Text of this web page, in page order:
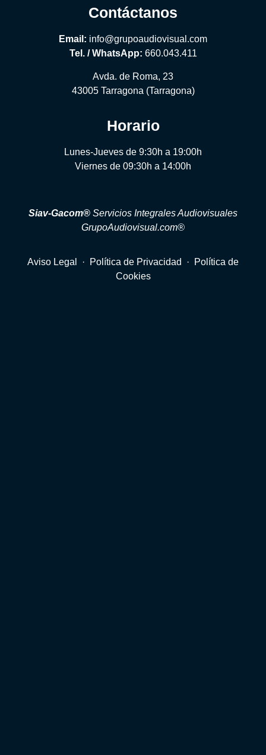
Contáctanos
Email: info@grupoaudiovisual.com
Tel. / WhatsApp: 660.043.411
Avda. de Roma, 23
43005 Tarragona (Tarragona)
Horario
Lunes-Jueves de 9:30h a 19:00h
Viernes de 09:30h a 14:00h
Siav-Gacom® Servicios Integrales Audiovisuales
GrupoAudiovisual.com®
Aviso Legal · Política de Privacidad ·
Política de
Cookies